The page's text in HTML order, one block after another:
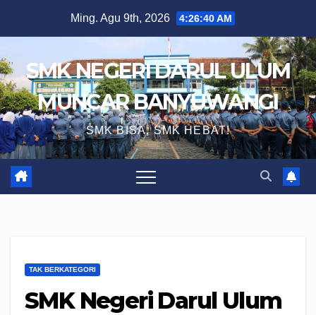
Ming. Agu 9th, 2026 4:26:40 AM
SMK NEGERI DARUL ULUM
MUNCAR BANYUWANGI
SMK BISA, SMK HEBAT!
TAK BERKATEGORI
SMK Negeri Darul Ulum